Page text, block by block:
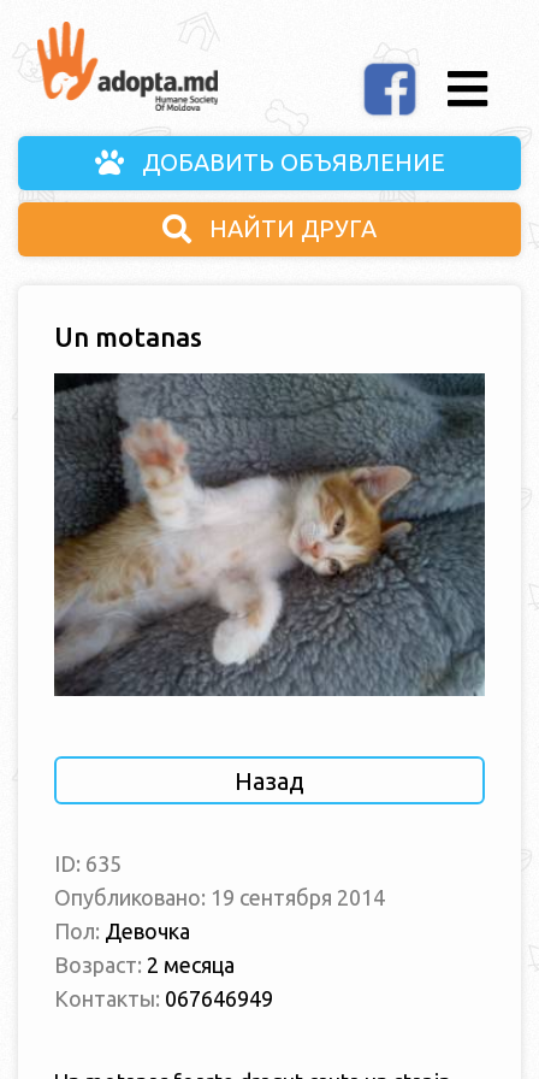
ДОБАВИТЬ ОБЪЯВЛЕНИЕ
НАЙТИ ДРУГА
Un motanas
Назад
ID: 635
Опубликовано: 19 сентября 2014
Пол: Девочка
Возраст: 2 месяца
Контакты: 067646949